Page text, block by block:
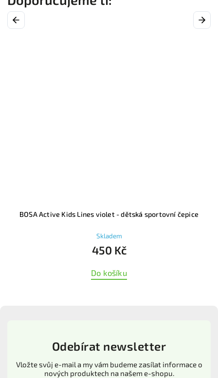
Previous
BOSA Active Kids Lines violet - dětská sportovní čepice
Skladem
450 Kč
Do košíku
Next
Odebírat newsletter
Vložte svůj e-mail a my vám budeme zasílat informace o
nových produktech na našem e-shopu.